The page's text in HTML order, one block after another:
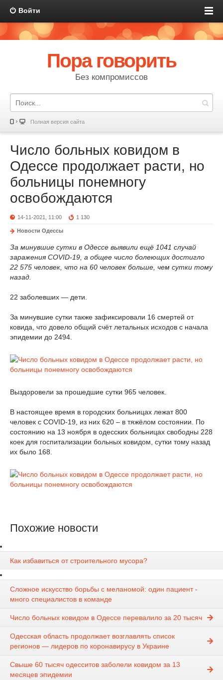
Войти
Пора говорить
Без компромиссов
Полная версия сайта
Число больных ковидом в
Одессе продолжает расти, но
больницы понемногу
освобождаются
14-11-2021, 11:00 1 130
Новости Одессы
За минувшие сутки в Одессе выявили ещё 1041 случай
заражения COVID-19, а общее число болеющих достигло
22 575 человек, что на 60 человек больше, чем сутки тому
назад.
22 заболевших — дети.
За минувшие сутки также зафиксировали 16 смертей от
ковида, что довело общий счёт летальных исходов с начала
эпидемии до 2494.
Выздоровели за прошедшие сутки 965 человек.
В настоящее время в городских больницах лежат 800
человек с COVID-19, из них 620 – в тяжёлом состоянии. По
состоянию на 13 ноября в одесских больницах свободны 228
коек для госпитализации больных ковидом, сутки тому назад
их было 168.
Похожие новости
Как избавиться от строительного мусора?
Сложное искусство борьбы с меланомой: один пациент -
много специалистов в команде
Число больных ковидом в Одессе перевалило за 20 тысяч
Одесская область продолжает возглавлять список
регионов — лидеров по коронавирусу в Украине
Свыше 60 тысяч одесситов заболели ковидом за 13
месяцев эпидемии